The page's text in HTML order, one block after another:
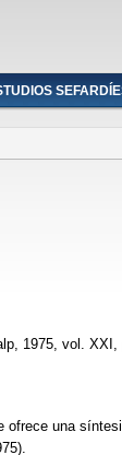
1975, vol. XXI,
ofrece una